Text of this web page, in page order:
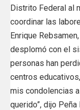
Distrito Federal al
coordinar las
Enrique
desplomó con el
personas han
centros
mis condolencias
querido”, dijo